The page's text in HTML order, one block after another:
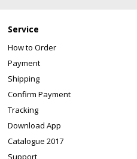
Service
How to Order
Payment
Shipping
Confirm Payment
Tracking
Download App
Catalogue 2017
Support